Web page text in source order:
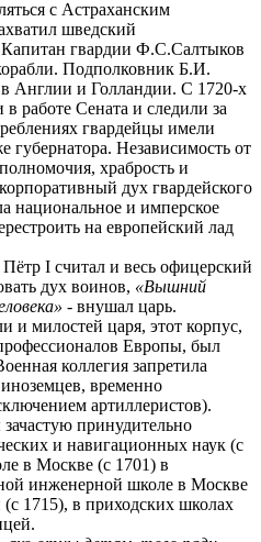
с Астраханским
шведский
гвардии Ф.С.Салтыков
Подполковник Б.И.
Англии и Голландии. С 1720-х
работе Сената и следили за
гвардейцы имели
губернатора. Независимость от
храбрость и
дух гвардейского
национальное и имперское
на европейский лад
I считал и весь офицерский
дух воинов, «Вышний
- внушал царь.
и милостей царя, этот корпус,
Европы, был
коллегия запретила
временно
артиллеристов).
принудительно
и навигационных наук (с
в Москве (с 1701) в
инженерной школе в Москве
1715), в приходских школах